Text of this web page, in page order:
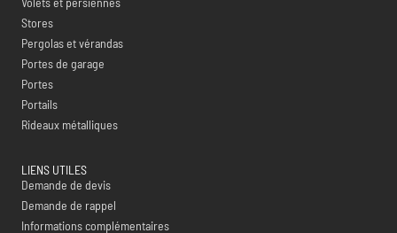
Stores
Pergolas et vérandas
Portes de garage
Portes
Portails
Rideaux métalliques
LIENS UTILES
Demande de devis
Demande de rappel
Informations complémentaires